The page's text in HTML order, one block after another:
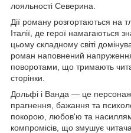
лояльності Северина.
Дії роману розгортаються на
Італії, де герої намагаються
цьому складному світі
роман наповнений
поворотами, що тримають
сторінки.
Дольфі і Ванда — це
прагнення, бажання та
покорою, любов'ю та
компромісів, що змушує